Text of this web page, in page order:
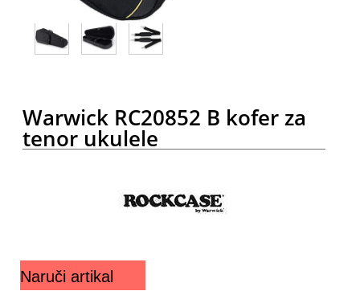
Warwick RC20852 B kofer za
tenor ukulele
Naruči artikal